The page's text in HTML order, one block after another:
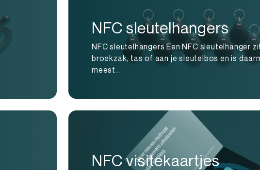
NFC sleutelhangers
NFC sleutelhangers Een NFC sleutelhanger
broekzak, tas of aan je sleutelbos en is
meest...
NFC visitekaartjes